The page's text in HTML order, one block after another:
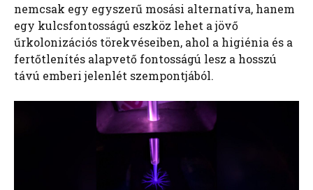
nemcsak egy egyszerű mosási alternatíva, hanem
egy kulcsfontosságú eszköz lehet a jövő
űrkolonizációs törekvéseiben, ahol a higiénia és a
fertőtlenítés alapvető fontosságú lesz a hosszú
távú emberi jelenlét szempontjából.